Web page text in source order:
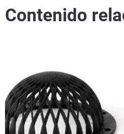
Contenido